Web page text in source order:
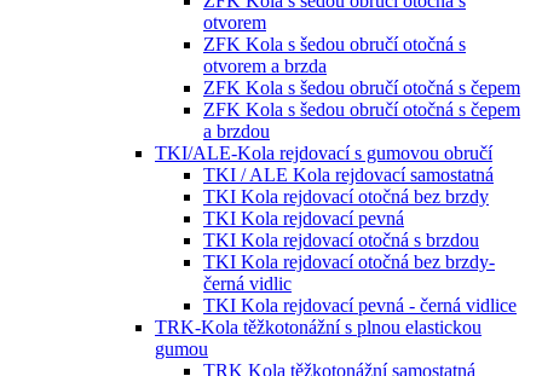
otvorem
ZFK Kola s šedou obručí otočná s
otvorem a brzda
ZFK Kola s šedou obručí otočná s čepem
ZFK Kola s šedou obručí otočná s čepem
a brzdou
TKI/ALE-Kola rejdovací s gumovou obručí
TKI / ALE Kola rejdovací samostatná
TKI Kola rejdovací otočná bez brzdy
TKI Kola rejdovací pevná
TKI Kola rejdovací otočná s brzdou
TKI Kola rejdovací otočná bez brzdy-
černá vidlic
TKI Kola rejdovací pevná - černá vidlice
TRK-Kola těžkotonážní s plnou elastickou
gumou
TRK Kola těžkotonážní samostatná